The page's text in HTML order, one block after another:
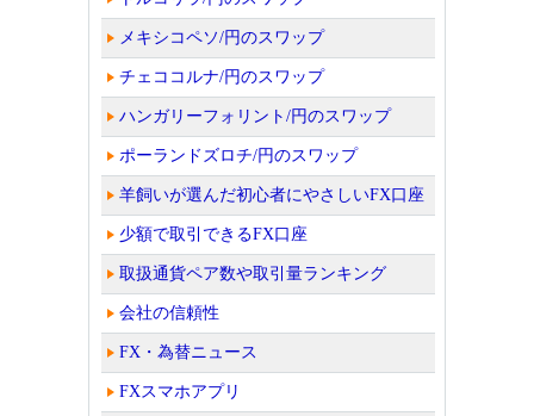
メキシコペソ/円のスワップ
チェココルナ/円のスワップ
ハンガリーフォリント/円のスワップ
ポーランドズロチ/円のスワップ
羊飼いが選んだ初心者にやさしいFX口座
少額で取引できるFX口座
取扱通貨ペア数や取引量ランキング
会社の信頼性
FX・為替ニュース
FXスマホアプリ